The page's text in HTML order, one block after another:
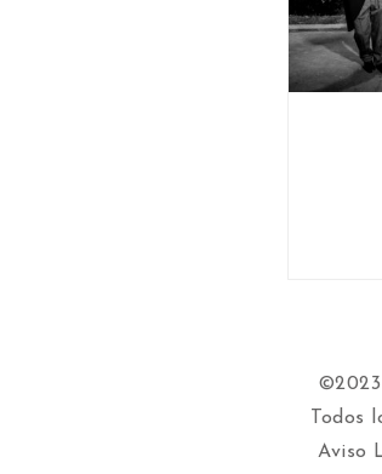
Todos
Aviso